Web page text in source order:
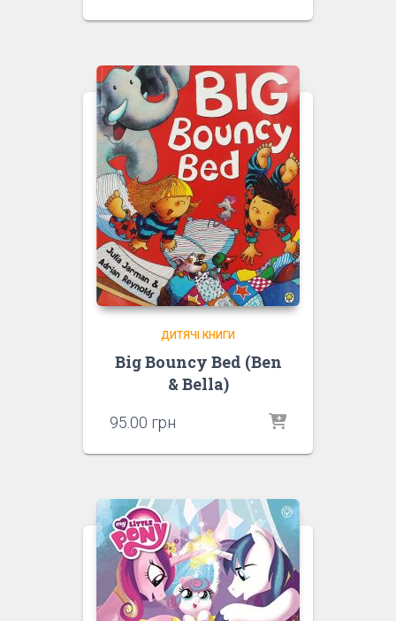
ДИТЯЧІ КНИГИ
Big Bouncy Bed (Ben
& Bella)
95.00 грн